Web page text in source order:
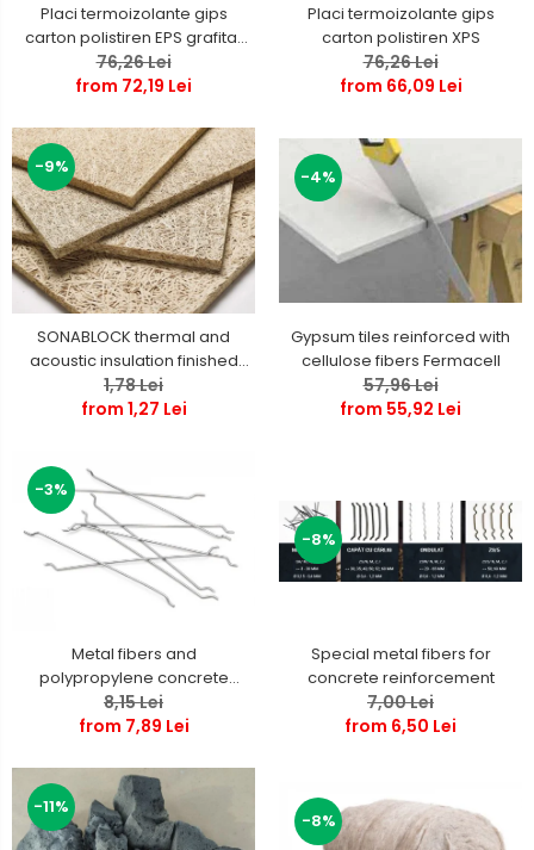
Placi termoizolante gips
carton polistiren EPS grafitat
NEOPOR
76,26 Lei
from 72,19 Lei
Placi termoizolante gips
carton polistiren XPS
76,26 Lei
from 66,09 Lei
-9%
SONABLOCK thermal and
acoustic insulation finished
boards
1,78 Lei
from 1,27 Lei
-4%
Gypsum tiles reinforced with
cellulose fibers Fermacell
57,96 Lei
from 55,92 Lei
-3%
Metal fibers and
polypropylene concrete
reinforcement
8,15 Lei
from 7,89 Lei
-8%
Special metal fibers for
concrete reinforcement
7,00 Lei
from 6,50 Lei
-11%
-8%